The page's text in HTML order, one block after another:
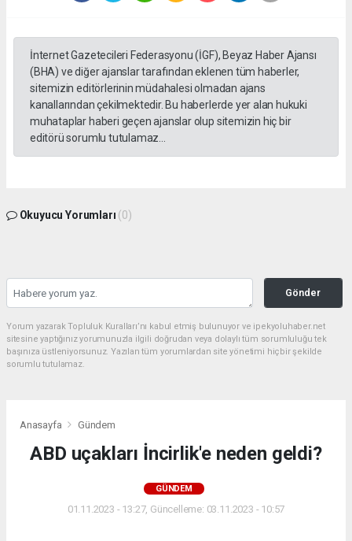
İnternet Gazetecileri Federasyonu (İGF), Beyaz Haber Ajansı
(BHA) ve diğer ajanslar tarafından eklenen tüm haberler,
sitemizin editörlerinin müdahalesi olmadan ajans
kanallarından çekilmektedir. Bu haberlerde yer alan hukuki
muhataplar haberi geçen ajanslar olup sitemizin hiç bir
editörü sorumlu tutulamaz...
Okuyucu Yorumları (0)
Gönder
Yorum yazarak Topluluk Kuralları’nı kabul etmiş bulunuyor ve ipekyoluhaber.net
sitesine yaptığınız yorumunuzla ilgili doğrudan veya dolaylı tüm sorumluluğu tek
başınıza üstleniyorsunuz. Yazılan tüm yorumlardan site yönetimi hiçbir şekilde
sorumlu tutulamaz.
Anasayfa Gündem
ABD uçakları İncirlik'e neden geldi?
GÜNDEM
01.11.2023 - 13:27, Güncelleme: 03.11.2023 - 10:57